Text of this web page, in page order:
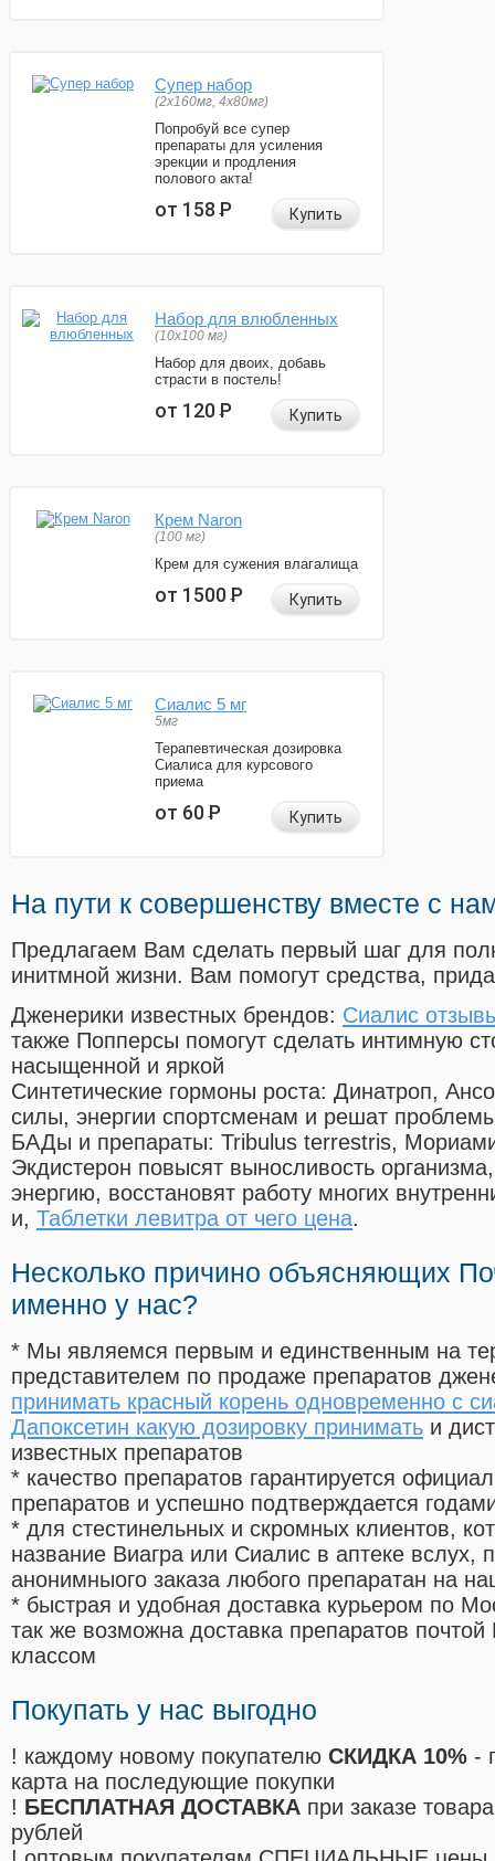
Супер набор
(2х160мг, 4х80мг)
Попробуй все супер
препараты для усиления
эрекции и продления
полового акта!
от 158Р Купить
Набор для влюбленных
(10х100 мг)
Набор для двоих, добавь
страсти в постель!
от 120Р Купить
Крем Naron
(100 мг)
Крем для сужения влагалища
от 1500Р Купить
Сиалис 5 мг
5мг
Терапевтическая дозировка
Сиалиса для курсового
приема
от 60Р Купить
На пути к совершенству вместе с
Предлагаем Вам сделать первый шаг для
инитмной жизни. Вам помогут средства,
Дженерики известных брендов: Сиалис
также Попперсы помогут сделать интимную
насыщенной и яркой
Синтетические гормоны роста: Динатроп,
силы, энергии спортсменам и решат
БАДы и препараты: Tribulus terrestris,
Экдистерон повысят выносливость
энергию, восстановят работу многих
и, Таблетки левитра от чего цена.
Несколько причино объясняющих
именно у нас?
* Мы являемся первым и единственным на
представителем по продаже препаратов
принимать красный корень одновременно с
Дапоксетин какую дозировку принимать и
известных препаратов
* качество препаратов гарантируется
препаратов и успешно подтверждается
* для стестинельных и скромных клиентов,
название Виагра или Сиалис в аптеке вслух,
анонимныого заказа любого препаратан на
* быстрая и удобная доставка курьером по
так же возможна доставка препаратов
классом
Покупать у нас выгодно
! каждому новому покупателю СКИДКА 10% -
карта на последующие покупки
! БЕСПЛАТНАЯ ДОСТАВКА при заказе
рублей